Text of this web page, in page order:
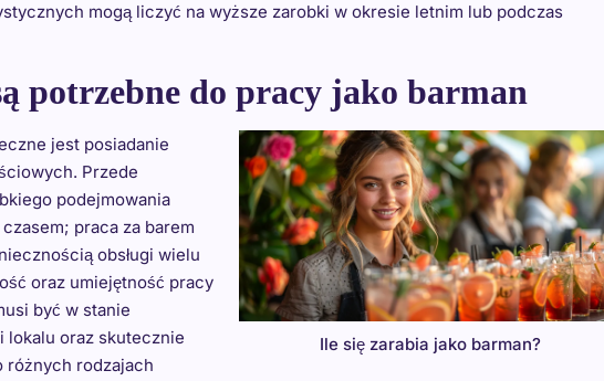
mogą liczyć na wyższe zarobki w okresie letnim lub podczas
potrzebne do pracy jako barman
Ile się zarabia jako barman?
jest posiadanie
Przede
podejmowania
praca za barem
obsługi wielu
oraz umiejętność pracy
być w stanie
lokalu oraz skutecznie
różnych rodzajach